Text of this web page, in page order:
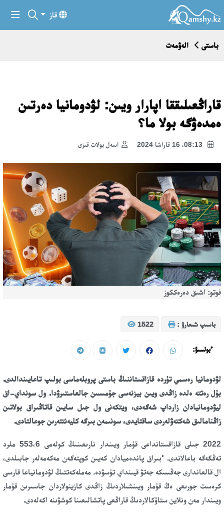
قاز
باستى الەۋمەت
قاراڭعىلىققا اپارار ويىن: لۋدومانيا دەرتىن
ەمدەۋگە بولا ما؟
اسەل بولات قىزى
فوتو: اشىق دەرەككوز
باسىپ شىعارۋ : 1522
ءبولىسۋ:
لۋدومانيا رەسمي تۇردە قازاقستاننىڭ باستى پروبلەماسى بولىپ تاعايىندالدى.
بۇل رەتتە ەلدە زاڭدى ويىن بيزنەسى جۇمىسىن جالعاستىرۋدا. ول سونداي-اق
ليۋدومانيادان زارداپ شەگەدى، ويتكەنى ول جىل سايىن قاتاڭىراق بولاتىن
زاڭنامالىق شەكتەۋلەردى ساقتايدى، سونىمەن بىرگە كليەنتتەرىن جوعالتادى.
2022 جىلى قازاقستانداعى قۇمار ويىندار نارىعىنىڭ كولەمى 553،6 ملرد
تەڭگەگە باعالاندى. ءبىراق پاندەميادان كەيىن كوپتەگەن مەكەمەلەر جابىلدى،
ال قالعاندارى جەڭىسكە جەتۋ قيىنداي تۇسۋدە. مەملەكەتتىڭ لۋدومانياعا قارسى
كرەست جورىعى ەڭ قۇمار ويىنشىلاردىڭ زاڭدى كازينولاردان جاسىرىن قۇمار
ويىندار مەن ونلاين ستاۆكالاردىڭ قاراڭعى پاتشالىعىنا كوشۋىنە اكەلەدى.